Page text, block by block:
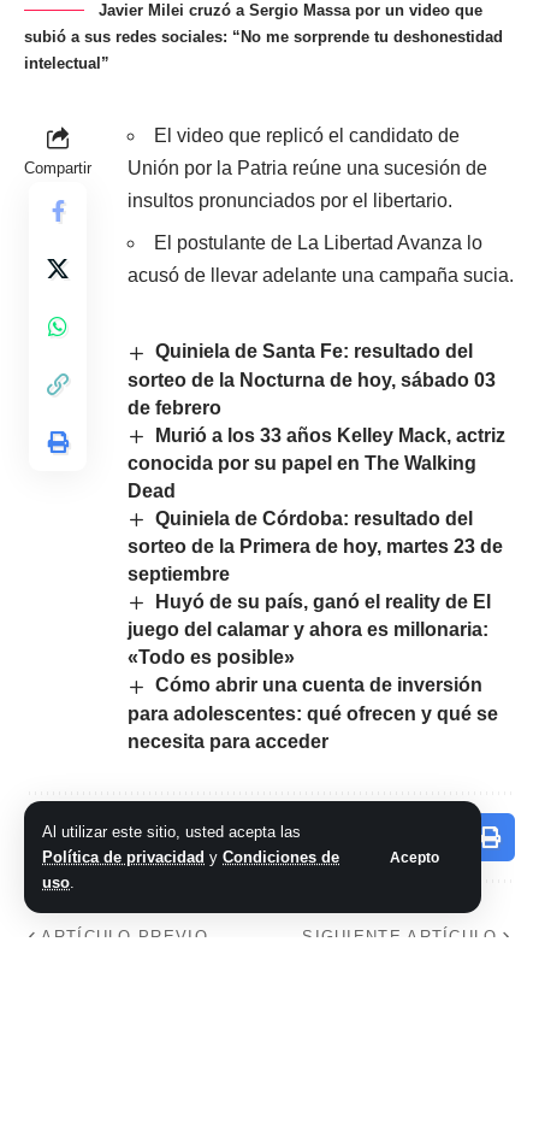
Al utilizar este sitio, usted acepta las
Política de privacidad y Condiciones de
uso.
Acepto
Javier Milei cruzó a Sergio Massa por un video que
subió a sus redes sociales: “No me sorprende tu deshonestidad
intelectual”
Compartir
El video que replicó el candidato de
Unión por la Patria reúne una sucesión de
insultos pronunciados por el libertario.
El postulante de La Libertad Avanza lo
acusó de llevar adelante una campaña sucia.
Quiniela de Santa Fe: resultado del
sorteo de la Nocturna de hoy, sábado 03
de febrero
Murió a los 33 años Kelley Mack, actriz
conocida por su papel en The Walking
Dead
Quiniela de Córdoba: resultado del
sorteo de la Primera de hoy, martes 23 de
septiembre
Huyó de su país, ganó el reality de El
juego del calamar y ahora es millonaria:
«Todo es posible»
Cómo abrir una cuenta de inversión
para adolescentes: qué ofrecen y qué se
necesita para acceder
Comparte este artículo
ARTÍCULO PREVIO SIGUIENTE ARTÍCULO